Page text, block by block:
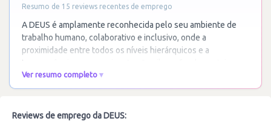
Resumo de 15 reviews recentes de emprego
A DEUS é amplamente reconhecida pelo seu ambiente de
trabalho humano, colaborativo e inclusivo, onde a
proximidade entre todos os níveis hierárquicos e a
transparência na comunicação são pilares fundamentais.
Ler mais
Ver resumo completo
Reviews de emprego da DEUS: